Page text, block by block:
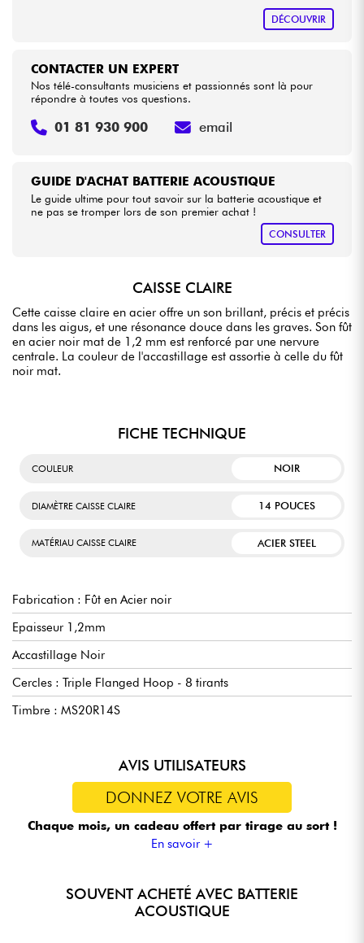
DÉCOUVRIR
GUIDE D'ACHAT BATTERIE ACOUSTIQUE
Le guide ultime pour tout savoir sur la batterie acoustique et
ne pas se tromper lors de son premier achat !
CONSULTER
CONTACTER UN EXPERT
Nos télé-consultants musiciens et passionnés sont là pour
répondre à toutes vos questions.
01 81 930 900 email
CAISSE CLAIRE
Cette caisse claire en acier offre un son brillant, précis et précis
dans les aigus, et une résonance douce dans les graves. Son fût
en acier noir mat de 1,2 mm est renforcé par une nervure
centrale. La couleur de l'accastillage est assortie à celle du fût
noir mat.
FICHE TECHNIQUE
COULEUR NOIR
DIAMÈTRE CAISSE CLAIRE 14 POUCES
MATÉRIAU CAISSE CLAIRE ACIER STEEL
Fabrication : Fût en Acier noir
Epaisseur 1,2mm
Accastillage Noir
Cercles : Triple Flanged Hoop - 8 tirants
Timbre : MS20R14S
AVIS UTILISATEURS
DONNEZ VOTRE AVIS
Chaque mois, un cadeau offert par tirage au sort !
En savoir +
SOUVENT ACHETÉ AVEC BATTERIE
ACOUSTIQUE